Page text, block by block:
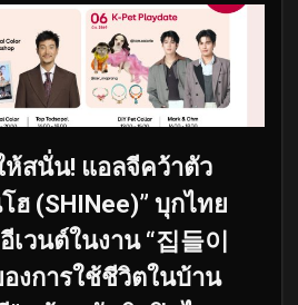
ห้สนั่น! แอลจีคว้าตัว
ฮ (SHINee)” บุกไทย
วนต์ในงาน “집들이
องการใช้ชีวิตในบ้าน